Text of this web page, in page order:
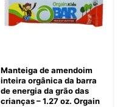
Manteiga de amendoim
inteira orgânica da barra
de energia da grão das
crianças – 1.27 oz. Orgain